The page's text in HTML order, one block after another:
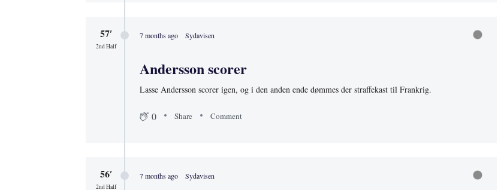
57′
2nd Half
7 months ago Sydavisen
Andersson scorer
Lasse Andersson scorer igen, og i den anden ende dømmes der straffekast til Frankrig.
0 Share Comment
56′
2nd Half
7 months ago Sydavisen